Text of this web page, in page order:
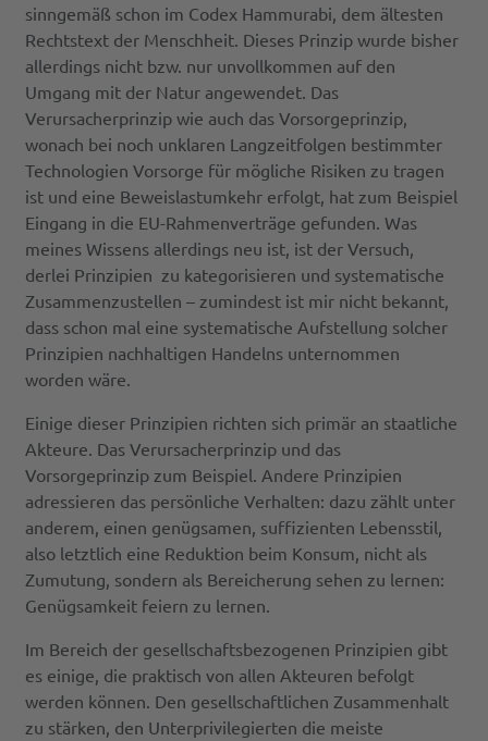
sinngemäß schon im Codex Hammurabi, dem ältesten
Rechtstext der Menschheit. Dieses Prinzip wurde bisher
allerdings nicht bzw. nur unvollkommen auf den
Umgang mit der Natur angewendet. Das
Verursacherprinzip wie auch das Vorsorgeprinzip,
wonach bei noch unklaren Langzeitfolgen bestimmter
Technologien Vorsorge für mögliche Risiken zu tragen
ist und eine Beweislastumkehr erfolgt, hat zum Beispiel
Eingang in die EU-Rahmenverträge gefunden. Was
meines Wissens allerdings neu ist, ist der Versuch,
derlei Prinzipien zu kategorisieren und systematische
Zusammenzustellen – zumindest ist mir nicht bekannt,
dass schon mal eine systematische Aufstellung solcher
Prinzipien nachhaltigen Handelns unternommen
worden wäre.
Einige dieser Prinzipien richten sich primär an staatliche
Akteure. Das Verursacherprinzip und das
Vorsorgeprinzip zum Beispiel. Andere Prinzipien
adressieren das persönliche Verhalten: dazu zählt unter
anderem, einen genügsamen, suffizienten Lebensstil,
also letztlich eine Reduktion beim Konsum, nicht als
Zumutung, sondern als Bereicherung sehen zu lernen:
Genügsamkeit feiern zu lernen.
Im Bereich der gesellschaftsbezogenen Prinzipien gibt
es einige, die praktisch von allen Akteuren befolgt
werden können. Den gesellschaftlichen Zusammenhalt
zu stärken, den Unterprivilegierten die meiste